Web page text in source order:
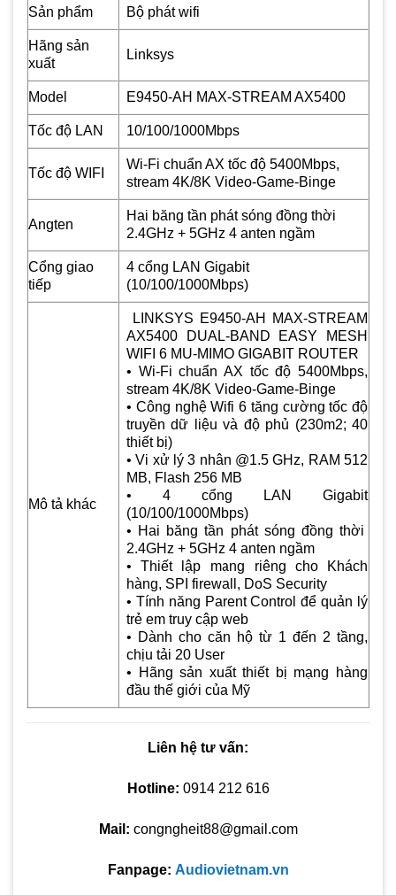
Sản phẩm Bộ phát wifi
Hãng sản
xuất
Linksys
Model E9450-AH MAX-STREAM AX5400
Tốc độ LAN 10/100/1000Mbps
Tốc độ WIFI
Wi-Fi chuẩn AX tốc độ 5400Mbps,
stream 4K/8K Video-Game-Binge
Angten
Hai băng tần phát sóng đồng thời
2.4GHz + 5GHz 4 anten ngầm
Cổng giao
tiếp
4 cổng LAN Gigabit
(10/100/1000Mbps)
Mô tả khác
LINKSYS E9450-AH MAX-STREAM
AX5400 DUAL-BAND EASY MESH
WIFI 6 MU-MIMO GIGABIT ROUTER
• Wi-Fi chuẩn AX tốc độ 5400Mbps,
stream 4K/8K Video-Game-Binge
• Công nghệ Wifi 6 tăng cường tốc độ
truyền dữ liệu và độ phủ (230m2; 40
thiết bị)
• Vi xử lý 3 nhân @1.5 GHz, RAM 512
MB, Flash 256 MB
• 4 cổng LAN Gigabit
(10/100/1000Mbps)
• Hai băng tần phát sóng đồng thời
2.4GHz + 5GHz 4 anten ngầm
• Thiết lập mạng riêng cho Khách
hàng, SPI firewall, DoS Security
• Tính năng Parent Control để quản lý
trẻ em truy cập web
• Dành cho căn hộ từ 1 đến 2 tầng,
chịu tải 20 User
• Hãng sản xuất thiết bị mạng hàng
đầu thế giới của Mỹ
Liên hệ tư vấn:
Hotline: 0914 212 616
Mail: congngheit88@gmail.com
Fanpage: Audiovietnam.vn